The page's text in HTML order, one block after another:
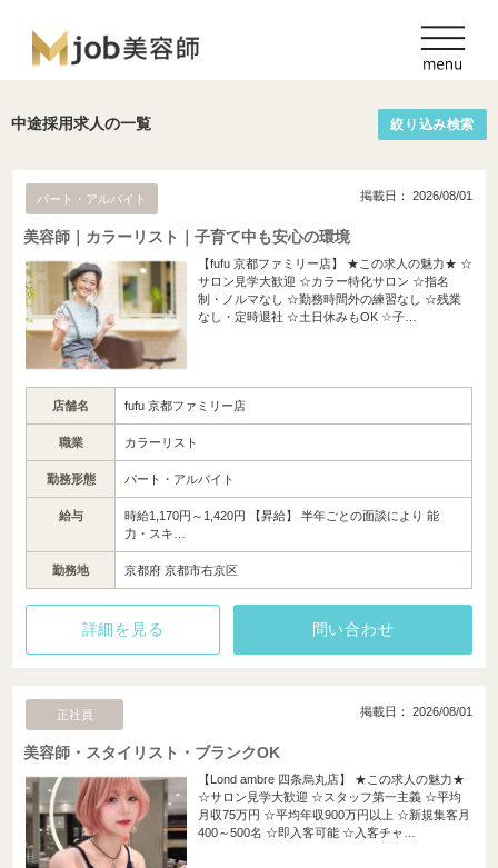
中途採用求人の一覧 絞り込み検索
パート・アルバイト 掲載日： 2026/08/01
美容師｜カラーリスト｜子育て中も安心の環境
【fufu 京都ファミリー店】 ★この求人の魅力★ ☆
サロン見学大歓迎 ☆カラー特化サロン ☆指名
制・ノルマなし ☆勤務時間外の練習なし ☆残業
なし・定時退社 ☆土日休みもOK ☆子…
店舗名 fufu 京都ファミリー店
職業 カラーリスト
勤務形態 パート・アルバイト
給与
時給1,170円～1,420円 【昇給】 半年ごとの面談により 能
力・スキ…
勤務地 京都府 京都市右京区
詳細を見る 問い合わせ
正社員 掲載日： 2026/08/01
美容師・スタイリスト・ブランクOK
【Lond ambre 四条烏丸店】 ★この求人の魅力★
☆サロン見学大歓迎 ☆スタッフ第一主義 ☆平均
月収75万円 ☆平均年収900万円以上 ☆新規集客月
400～500名 ☆即入客可能 ☆入客チャ…